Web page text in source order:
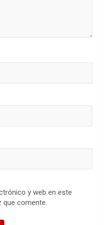
y web en este
que comente.